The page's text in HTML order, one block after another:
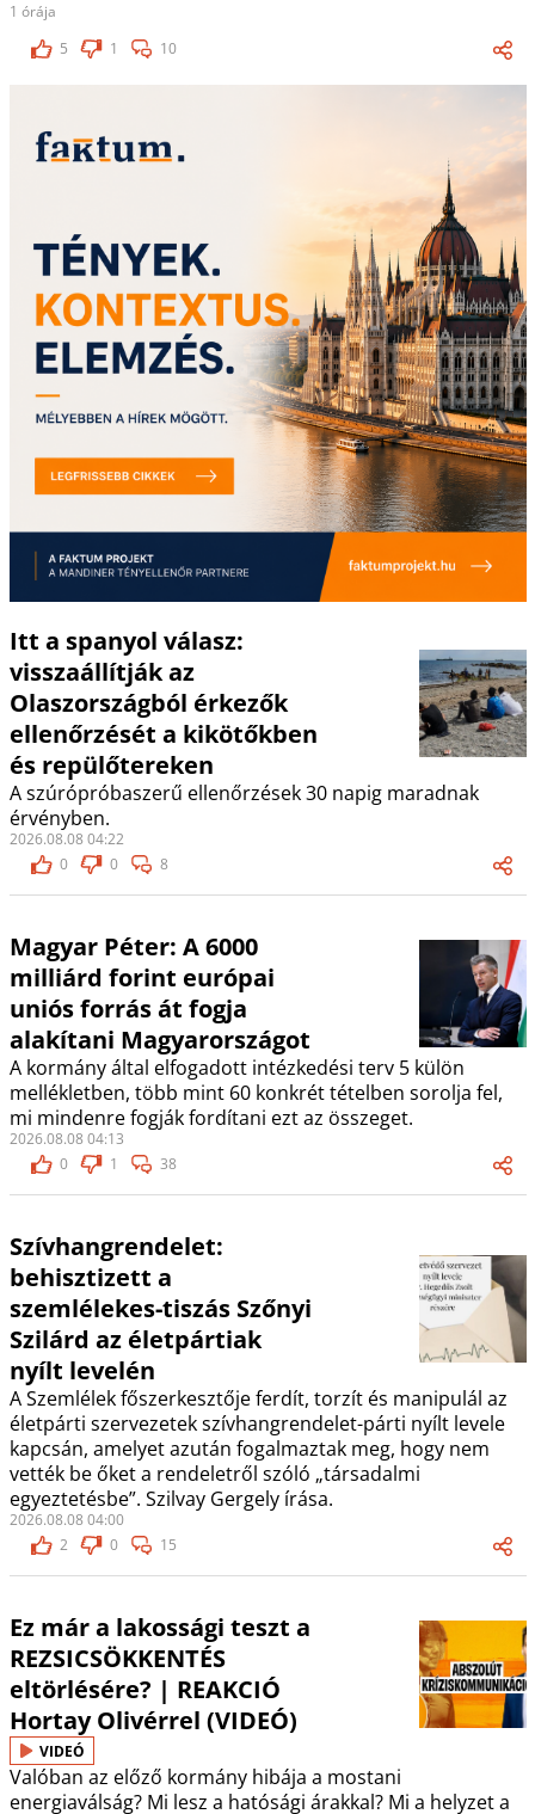
1 órája
5
1 10
Itt a spanyol válasz:
visszaállítják az
Olaszországból érkezők
ellenőrzését a kikötőkben
és repülőtereken
A szúrópróbaszerű ellenőrzések 30 napig maradnak
érvényben.
2026.08.08 04:22
0
0 8
Magyar Péter: A 6000
milliárd forint európai
uniós forrás át fogja
alakítani Magyarországot
A kormány által elfogadott intézkedési terv 5 külön
mellékletben, több mint 60 konkrét tételben sorolja fel,
mi mindenre fogják fordítani ezt az összeget.
2026.08.08 04:13
0
1 38
Szívhangrendelet:
behisztizett a
szemlélekes-tiszás Szőnyi
Szilárd az életpártiak
nyílt levelén
A Szemlélek főszerkesztője ferdít, torzít és manipulál az
életpárti szervezetek szívhangrendelet-párti nyílt levele
kapcsán, amelyet azután fogalmaztak meg, hogy nem
vették be őket a rendeletről szóló „társadalmi
egyeztetésbe”. Szilvay Gergely írása.
2026.08.08 04:00
2
0 15
Ez már a lakossági teszt a
REZSICSÖKKENTÉS
eltörlésére? | REAKCIÓ
Hortay Olivérrel (VIDEÓ)
VIDEÓ
Valóban az előző kormány hibája a mostani
energiaválság? Mi lesz a hatósági árakkal? Mi a helyzet a